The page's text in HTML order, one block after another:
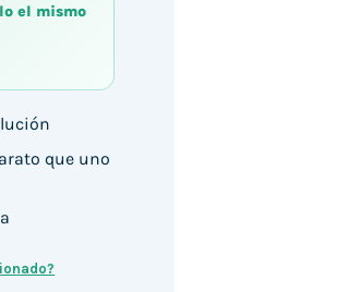
SSD Windows 11 cantidad
el mismo
que uno